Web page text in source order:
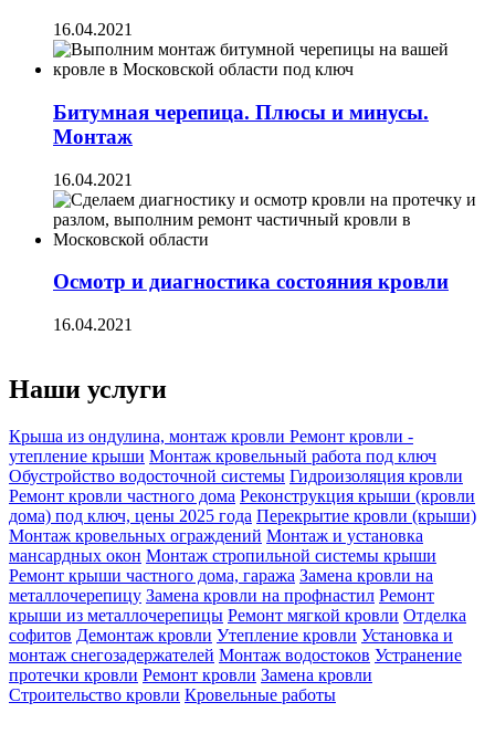
16.04.2021
Битумная черепица. Плюсы и минусы.
Монтаж
16.04.2021
Осмотр и диагностика состояния кровли
16.04.2021
Наши услуги
Крыша из ондулина, монтаж кровли Ремонт кровли -
утепление крыши Монтаж кровельный работа под ключ
Обустройство водосточной системы Гидроизоляция кровли
Ремонт кровли частного дома Реконструкция крыши (кровли
дома) под ключ, цены 2025 года Перекрытие кровли (крыши)
Монтаж кровельных ограждений Монтаж и установка
мансардных окон Монтаж стропильной системы крыши
Ремонт крыши частного дома, гаража Замена кровли на
металлочерепицу Замена кровли на профнастил Ремонт
крыши из металлочерепицы Ремонт мягкой кровли Отделка
софитов Демонтаж кровли Утепление кровли Установка и
монтаж снегозадержателей Монтаж водостоков Устранение
протечки кровли Ремонт кровли Замена кровли
Строительство кровли Кровельные работы